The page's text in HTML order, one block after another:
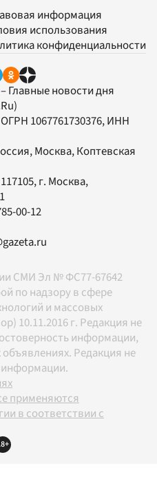
информация
использования
конфиденциальности
Главные новости дня
1067761730376, ИНН
Москва, Коптевская
117105, г. Москва,
00-12
СМИ Эл № ФС77-67642
по надзору в сфере
и массовых
10.11.2016 г. Редакция не
информации,
Редакция не
информации.
применяются
в соответствии с